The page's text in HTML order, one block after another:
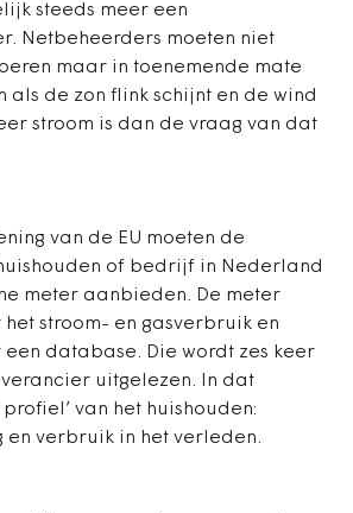
steeds meer een
Netbeheerders moeten niet
maar in toenemende mate
als de zon flink schijnt en de wind
stroom is dan de vraag van dat
van de EU moeten de
of bedrijf in Nederland
meter aanbieden. De meter
stroom- en gasverbruik en
database. Die wordt zes keer
uitgelezen. In dat
van het huishouden:
en verbruik in het verleden.